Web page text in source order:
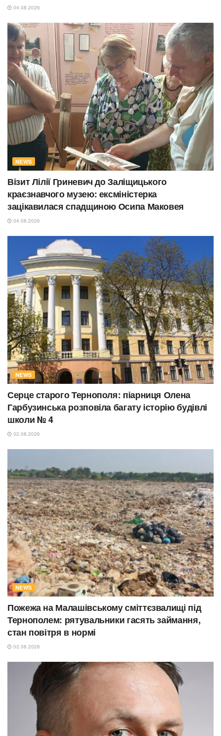
04.08.2026
NEWS
Візит Лілії Гриневич до Заліщицького
краєзнавчого музею: ексміністерка
зацікавилася спадщиною Осипа Маковея
04.08.2026
NEWS
Серце старого Тернополя: піарниця Олена
Гарбузинська розповіла багату історію будівлі
школи № 4
02.08.2026
NEWS
Пожежа на Малашівському сміттєзвалищі під
Тернополем: рятувальники гасять займання,
стан повітря в нормі
02.08.2026